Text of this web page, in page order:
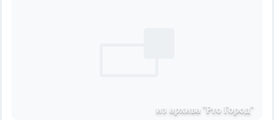
из архива "Pro Город"